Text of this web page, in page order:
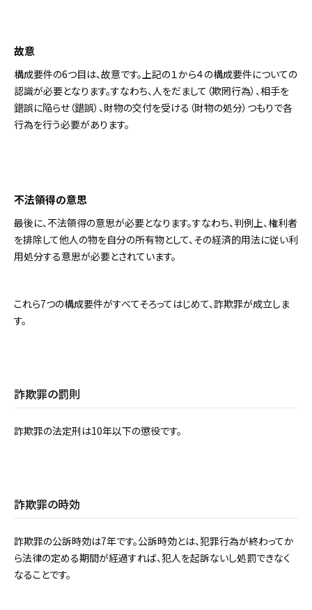
故意
構成要件の6つ目は、故意です。上記の１から４の構成要件についての
認識が必要となります。すなわち、人をだまして（欺罔行為）、相手を
錯誤に陥らせ（錯誤）、財物の交付を受ける（財物の処分）つもりで各
行為を行う必要があります。
不法領得の意思
最後に、不法領得の意思が必要となります。すなわち、判例上、権利者
を排除して他人の物を自分の所有物として、その経済的用法に従い利
用処分する意思が必要とされています。
これら7つの構成要件がすべてそろってはじめて、詐欺罪が成立しま
す。
詐欺罪の罰則
詐欺罪の法定刑は10年以下の懲役です。
詐欺罪の時効
詐欺罪の公訴時効は7年です。公訴時効とは、犯罪行為が終わってか
ら法律の定める期間が経過すれば、犯人を起訴ないし処罰できなく
なることです。